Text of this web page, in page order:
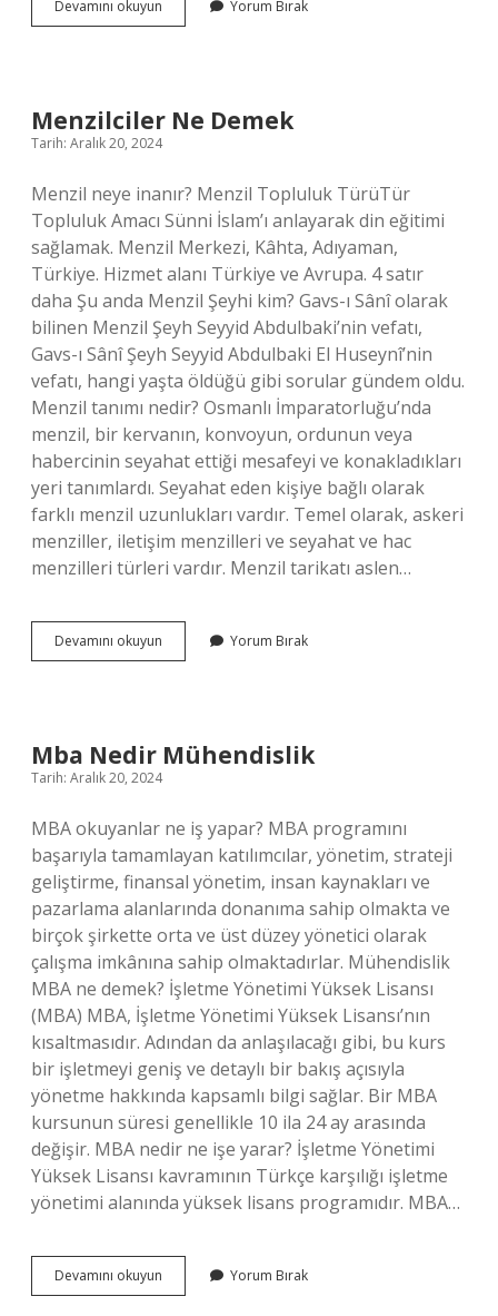
Devamını okuyun
Günden
Maaş
Alıyor
Yorum Bırak
Menzilciler Ne Demek
Tarih: Aralık 20, 2024
Menzil neye inanır? Menzil Topluluk TürüTür
Topluluk Amacı Sünni İslam’ı anlayarak din eğitimi
sağlamak. Menzil Merkezi, Kâhta, Adıyaman,
Türkiye. Hizmet alanı Türkiye ve Avrupa. 4 satır
daha Şu anda Menzil Şeyhi kim? Gavs-ı Sânî olarak
bilinen Menzil Şeyh Seyyid Abdulbaki’nin vefatı,
Gavs-ı Sânî Şeyh Seyyid Abdulbaki El Huseynî’nin
vefatı, hangi yaşta öldüğü gibi sorular gündem oldu.
Menzil tanımı nedir? Osmanlı İmparatorluğu’nda
menzil, bir kervanın, konvoyun, ordunun veya
habercinin seyahat ettiği mesafeyi ve konakladıkları
yeri tanımlardı. Seyahat eden kişiye bağlı olarak
farklı menzil uzunlukları vardır. Temel olarak, askeri
menziller, iletişim menzilleri ve seyahat ve hac
menzilleri türleri vardır. Menzil tarikatı aslen…
Devamını okuyun Menzilciler
Ne
Yorum Bırak
Mba Nedir Mühendislik
Tarih: Aralık 20, 2024
MBA okuyanlar ne iş yapar? MBA programını
başarıyla tamamlayan katılımcılar, yönetim, strateji
geliştirme, finansal yönetim, insan kaynakları ve
pazarlama alanlarında donanıma sahip olmakta ve
birçok şirkette orta ve üst düzey yönetici olarak
çalışma imkânına sahip olmaktadırlar. Mühendislik
MBA ne demek? İşletme Yönetimi Yüksek Lisansı
(MBA) MBA, İşletme Yönetimi Yüksek Lisansı’nın
kısaltmasıdır. Adından da anlaşılacağı gibi, bu kurs
bir işletmeyi geniş ve detaylı bir bakış açısıyla
yönetme hakkında kapsamlı bilgi sağlar. Bir MBA
kursunun süresi genellikle 10 ila 24 ay arasında
değişir. MBA nedir ne işe yarar? İşletme Yönetimi
Yüksek Lisansı kavramının Türkçe karşılığı işletme
yönetimi alanında yüksek lisans programıdır. MBA…
Devamını okuyun
Nedir
Yorum Bırak